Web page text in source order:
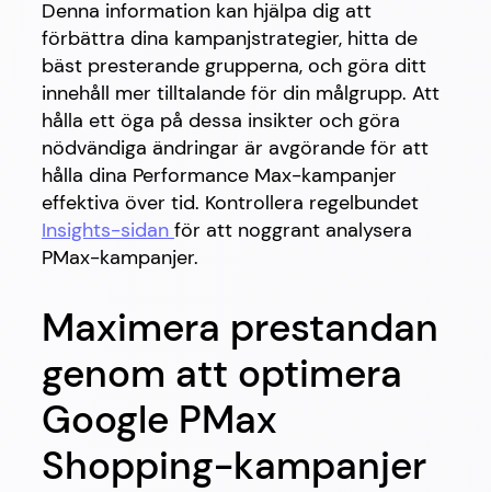
Denna information kan hjälpa dig att
förbättra dina kampanjstrategier, hitta de
bäst presterande grupperna, och göra ditt
innehåll mer tilltalande för din målgrupp. Att
hålla ett öga på dessa insikter och göra
nödvändiga ändringar är avgörande för att
hålla dina Performance Max-kampanjer
effektiva över tid. Kontrollera regelbundet
Insights-sidan för att noggrant analysera
PMax-kampanjer.
Maximera prestandan
genom att optimera
Google PMax
Shopping-kampanjer